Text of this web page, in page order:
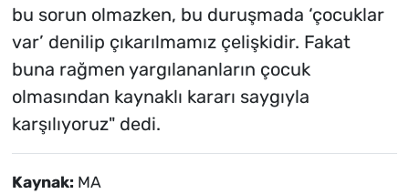
bu sorun olmazken, bu duruşmada ‘çocuklar
var’ denilip çıkarılmamız çelişkidir. Fakat
buna rağmen yargılananların çocuk
olmasından kaynaklı kararı saygıyla
karşılıyoruz" dedi.
Kaynak: MA